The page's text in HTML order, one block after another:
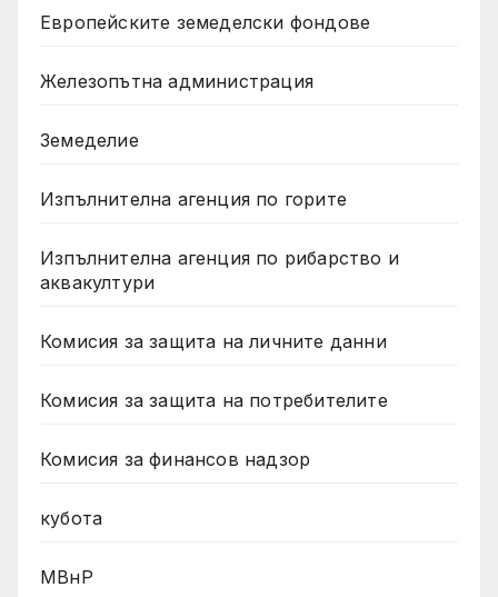
Европейските земеделски фондове
Железопътна администрация
Земеделие
Изпълнителна агенция по горите
Изпълнителна агенция по рибарство и
аквакултури
Комисия за защита на личните данни
Комисия за защита на потребителите
Комисия за финансов надзор
кубота
МВнР